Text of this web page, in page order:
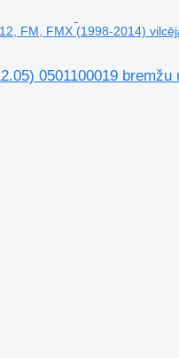
FM, FMX (1998-2014)
0501100019